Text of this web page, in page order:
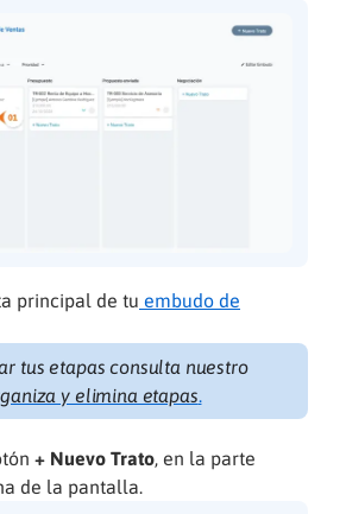
principal de tu embudo de
tus etapas consulta nuestro
y elimina etapas.
+ Nuevo Trato, en la parte
de la pantalla.